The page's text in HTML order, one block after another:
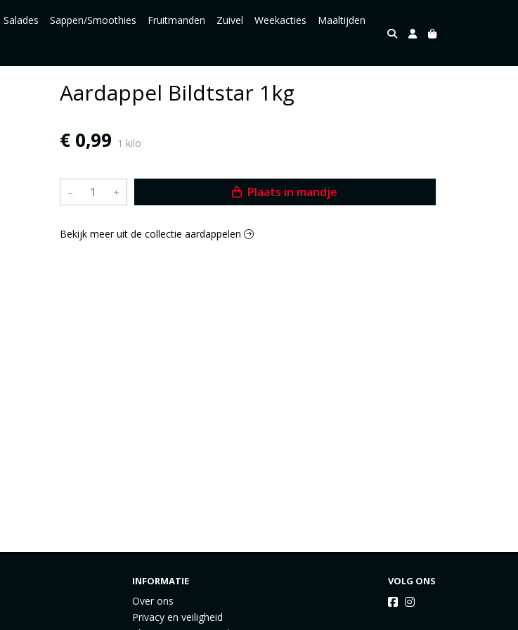
Salades Sappen/Smoothies Fruitmanden Zuivel Weekacties
Maaltijden
Aardappel Bildtstar 1kg
€ 0,99 1 kilo
– + Plaats in mandje
Bekijk meer uit de collectie aardappelen
INFORMATIE
Over ons
Privacy en veiligheid
VOLG ONS